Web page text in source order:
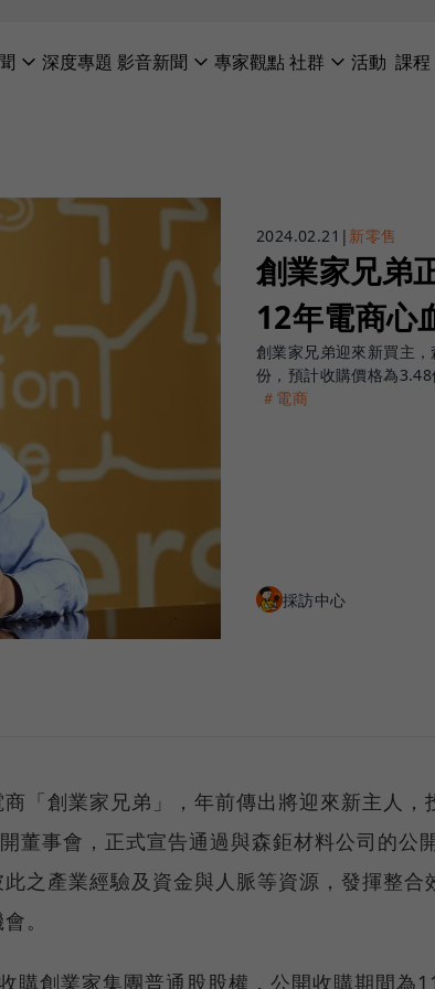
深度專題 影音新聞 專家觀點社群 活動 課程
2024.02.21 | 新零售
創業家兄弟
12年電商心
創業家兄弟迎來新買主
份，預計收購價格為3.48
＃電商
採訪中心
「創業家兄弟」，年前傳出將迎來新主人，
董事會，正式宣告通過與森鉅材料公司的公
之產業經驗及資金與人脈等資源，發揮整合
。
購創業家集團普通股股權，公開收購期間為